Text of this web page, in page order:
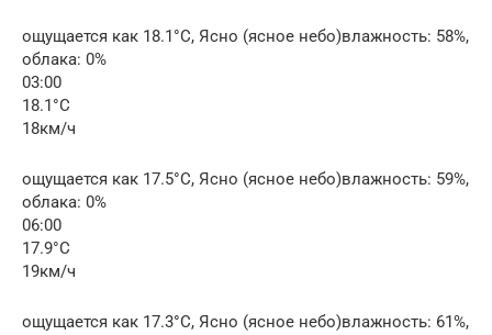
ощущается как 18.1°C, Ясно (ясное небо)влажность: 58%,
облака: 0%
03:00
18.1°C
18км/ч
ощущается как 17.5°C, Ясно (ясное небо)влажность: 59%,
облака: 0%
06:00
17.9°C
19км/ч
ощущается как 17.3°C, Ясно (ясное небо)влажность: 61%,